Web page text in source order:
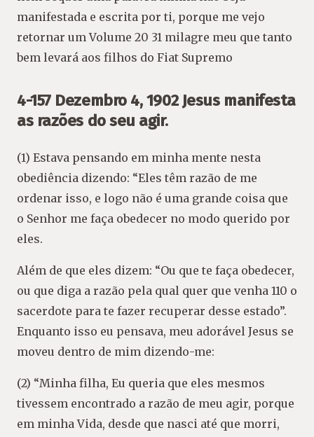
manifestada e escrita por ti, porque me vejo
retornar um Volume 20 31 milagre meu que tanto
bem levará aos filhos do Fiat Supremo
4-157 Dezembro 4, 1902 Jesus manifesta
as razões do seu agir.
(1) Estava pensando em minha mente nesta
obediência dizendo: “Eles têm razão de me
ordenar isso, e logo não é uma grande coisa que
o Senhor me faça obedecer no modo querido por
eles.
Além de que eles dizem: “Ou que te faça obedecer,
ou que diga a razão pela qual quer que venha 110 o
sacerdote para te fazer recuperar desse estado”.
Enquanto isso eu pensava, meu adorável Jesus se
moveu dentro de mim dizendo-me:
(2) “Minha filha, Eu queria que eles mesmos
tivessem encontrado a razão de meu agir, porque
em minha Vida, desde que nasci até que morri,